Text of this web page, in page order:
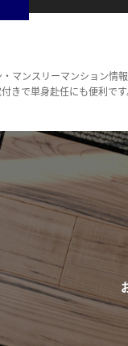
マンスリーマンション
きで単身赴任にも便利です